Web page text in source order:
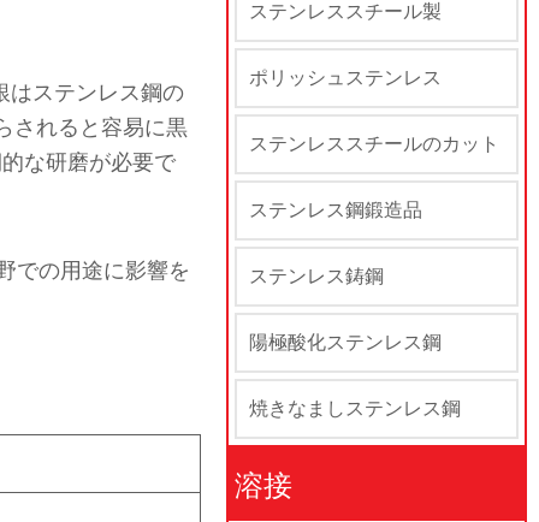
はステンレス鋼の
されると容易に黒
な研磨が必要で
での用途に影響を
ステンレススチール製
ポリッシュステンレス
ステンレススチールのカット
ステンレス鋼鍛造品
ステンレス鋳鋼
陽極酸化ステンレス鋼
焼きなましステンレス鋼
溶接